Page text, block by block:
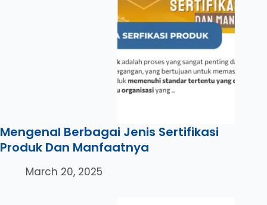
Mengenal Berbagai Jenis Sertifikasi
Produk Dan Manfaatnya
March 20, 2025